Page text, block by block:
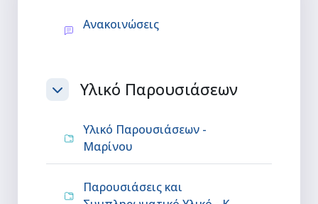
Ανακοινώσεις
ΣύμπτυξηΥλικό Παρουσιάσεων
Υλικό Παρουσιάσεων -
Μαρίνου
Παρουσιάσεις και